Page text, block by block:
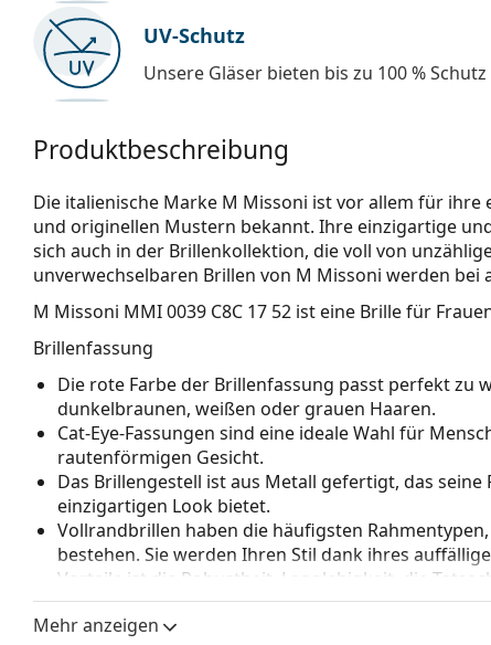
UV-Schutz
Unsere Gläser bieten bis zu 100 %
Produktbeschreibung
Die italienische Marke M Missoni ist vor allem für
und originellen Mustern bekannt. Ihre einzigartige
sich auch in der Brillenkollektion, die voll von
unverwechselbaren Brillen von M Missoni werden bei
M Missoni MMI 0039 C8C 17 52 ist eine Brille für
Brillenfassung
Die rote Farbe der Brillenfassung passt perfekt zu
dunkelbraunen, weißen oder grauen Haaren.
Cat-Eye-Fassungen sind eine ideale Wahl für
rautenförmigen Gesicht.
Das Brillengestell ist aus Metall gefertigt, das
einzigartigen Look bietet.
Vollrandbrillen haben die häufigsten
bestehen. Sie werden Ihren Stil dank ihres
Vorteile ist die Robustheit, Langlebigkeit, die
vor allem ihr Schutz vor Beschädigungen. Dieser
Gläser mit höherer optischer Leistung.
Mehr anzeigen